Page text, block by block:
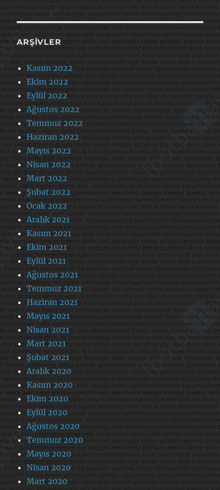
ARŞIVLER
Kasım 2022
Ekim 2022
Eylül 2022
Ağustos 2022
Temmuz 2022
Haziran 2022
Mayıs 2022
Nisan 2022
Mart 2022
Şubat 2022
Ocak 2022
Aralık 2021
Kasım 2021
Ekim 2021
Eylül 2021
Ağustos 2021
Temmuz 2021
Haziran 2021
Mayıs 2021
Nisan 2021
Mart 2021
Şubat 2021
Aralık 2020
Kasım 2020
Ekim 2020
Eylül 2020
Ağustos 2020
Temmuz 2020
Mayıs 2020
Nisan 2020
Mart 2020